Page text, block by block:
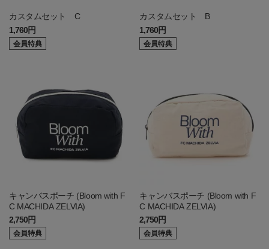
カスタムセット C
1,760円
会員特典
カスタムセット B
1,760円
会員特典
キャンバスポーチ (Bloom with F
C MACHIDA ZELVIA)
2,750円
会員特典
キャンバスポーチ (Bloom with F
C MACHIDA ZELVIA)
2,750円
会員特典